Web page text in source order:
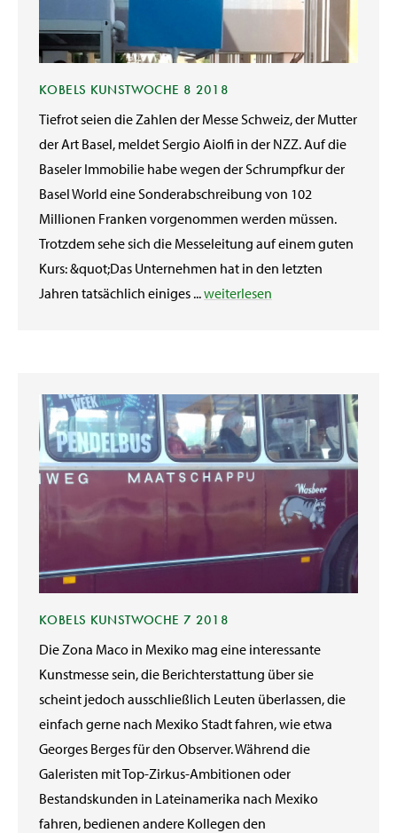
KOBELS KUNSTWOCHE 8 2018
Tiefrot seien die Zahlen der Messe Schweiz, der Mutter
der Art Basel, meldet Sergio Aiolfi in der NZZ. Auf die
Baseler Immobilie habe wegen der Schrumpfkur der
Basel World eine Sonderabschreibung von 102
Millionen Franken vorgenommen werden müssen.
Trotzdem sehe sich die Messeleitung auf einem guten
Kurs: &quot;Das Unternehmen hat in den letzten
Jahren tatsächlich einiges ...weiterlesen
KOBELS KUNSTWOCHE 7 2018
Die Zona Maco in Mexiko mag eine interessante
Kunstmesse sein, die Berichterstattung über sie
scheint jedoch ausschließlich Leuten überlassen, die
einfach gerne nach Mexiko Stadt fahren, wie etwa
Georges Berges für den Observer. Während die
Galeristen mit Top-Zirkus-Ambitionen oder
Bestandskunden in Lateinamerika nach Mexiko
fahren, bedienen andere Kollegen den